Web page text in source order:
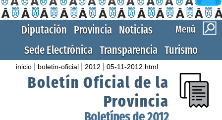
Menú
Diputación Provincia Noticias
Sede Electrónica Transparencia Turismo
inicio boletin-oficial 2012 |05-11-2012.html
Boletín Oficial de la
Provincia